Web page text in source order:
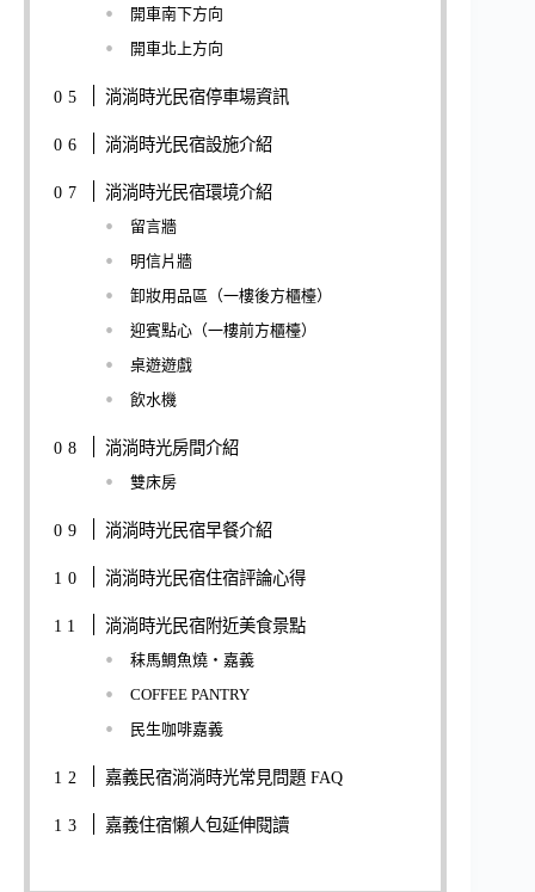
開車南下方向
開車北上方向
淌淌時光民宿停車場資訊
淌淌時光民宿設施介紹
淌淌時光民宿環境介紹
留言牆
明信片牆
卸妝用品區（一樓後方櫃檯）
迎賓點心（一樓前方櫃檯）
桌遊遊戲
飲水機
淌淌時光房間介紹
雙床房
淌淌時光民宿早餐介紹
淌淌時光民宿住宿評論心得
淌淌時光民宿附近美食景點
秣馬鯛魚燒‧嘉義
COFFEE PANTRY
民生咖啡嘉義
嘉義民宿淌淌時光常見問題 FAQ
嘉義住宿懶人包延伸閱讀